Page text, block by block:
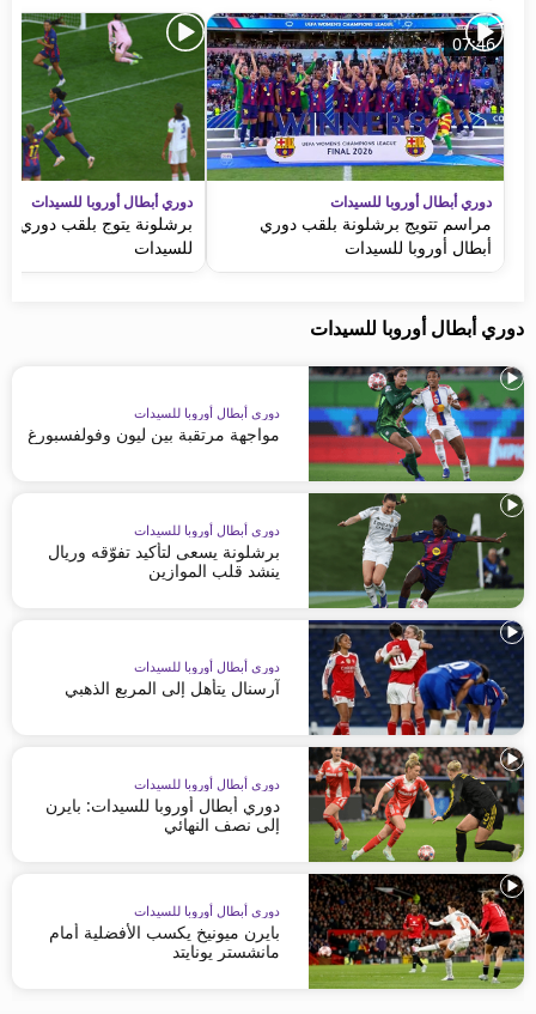
07:46
دوري أبطال أوروبا للسيدات
مراسم تتويج برشلونة بلقب دوري
أبطال أوروبا للسيدات
دوري أبطال أوروبا للسيدات
برشلونة يتوج بلقب دوري
للسيدات
دوري أبطال أوروبا للسيدات
دوري أبطال أوروبا للسيدات
مواجهة مرتقبة بين ليون وفولفسبورغ
دوري أبطال أوروبا للسيدات
برشلونة يسعى لتأكيد تفوّقه وريال
ينشد قلب الموازين
دوري أبطال أوروبا للسيدات
آرسنال يتأهل إلى المربع الذهبي
دوري أبطال أوروبا للسيدات
دوري أبطال أوروبا للسيدات: بايرن
إلى نصف النهائي
دوري أبطال أوروبا للسيدات
بايرن ميونيخ يكسب الأفضلية أمام
مانشستر يونايتد